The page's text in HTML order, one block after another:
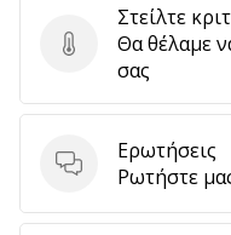
Στείλτε κριτική
Στείλτε
Θα θέλαμε
σας
Ερωτήσεις
Ερωτήσεις
Ρωτήστε